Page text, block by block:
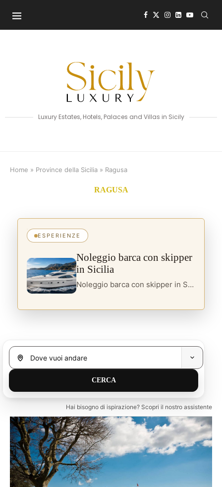
Luxury Estates, Hotels, Palaces and Villas in Sicily
Home » Province della Sicilia » Ragusa
RAGUSA
ESPERIENZE
Noleggio barca con skipper
in Sicilia
Noleggio barca con skipper in Sicilia per esperienze private, yacht charter e itinerari su misura tra coste, isole e baie selezionate.
Hai bisogno di ispirazione? Scopri il nostro assistente